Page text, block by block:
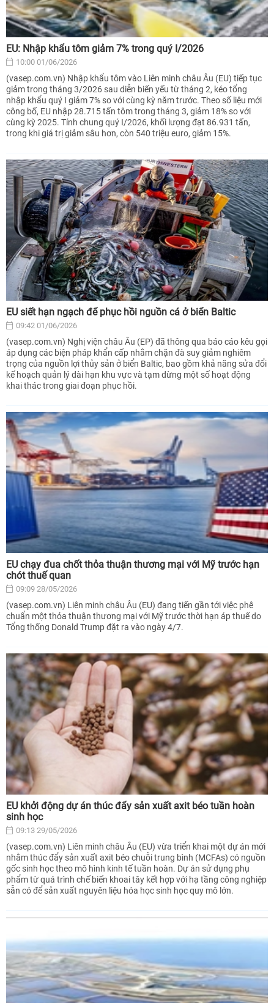
EU: Nhập khẩu tôm giảm 7% trong quý I/2026
10:00 01/06/2026
(vasep.com.vn) Nhập khẩu tôm vào Liên minh châu Âu (EU) tiếp tục
giảm trong tháng 3/2026 sau diễn biến yếu từ tháng 2, kéo tổng
nhập khẩu quý I giảm 7% so với cùng kỳ năm trước. Theo số liệu mới
công bố, EU nhập 28.715 tấn tôm trong tháng 3, giảm 18% so với
cùng kỳ 2025. Tính chung quý I/2026, khối lượng đạt 86.931 tấn,
trong khi giá trị giảm sâu hơn, còn 540 triệu euro, giảm 15%.
EU siết hạn ngạch để phục hồi nguồn cá ở biển Baltic
09:42 01/06/2026
(vasep.com.vn) Nghị viện châu Âu (EP) đã thông qua báo cáo kêu gọi
áp dụng các biện pháp khẩn cấp nhằm chặn đà suy giảm nghiêm
trọng của nguồn lợi thủy sản ở biển Baltic, bao gồm khả năng sửa đổi
kế hoạch quản lý dài hạn khu vực và tạm dừng một số hoạt động
khai thác trong giai đoạn phục hồi.
EU chạy đua chốt thỏa thuận thương mại với Mỹ trước hạn
chót thuế quan
09:09 28/05/2026
(vasep.com.vn) Liên minh châu Âu (EU) đang tiến gần tới việc phê
chuẩn một thỏa thuận thương mại với Mỹ trước thời hạn áp thuế do
Tổng thống Donald Trump đặt ra vào ngày 4/7.
EU khởi động dự án thúc đẩy sản xuất axit béo tuần hoàn
sinh học
09:13 29/05/2026
(vasep.com.vn) Liên minh châu Âu (EU) vừa triển khai một dự án mới
nhằm thúc đẩy sản xuất axit béo chuỗi trung bình (MCFAs) có nguồn
gốc sinh học theo mô hình kinh tế tuần hoàn. Dự án sử dụng phụ
phẩm từ quá trình chế biến khoai tây kết hợp với hạ tầng công nghiệp
sẵn có để sản xuất nguyên liệu hóa học sinh học quy mô lớn.